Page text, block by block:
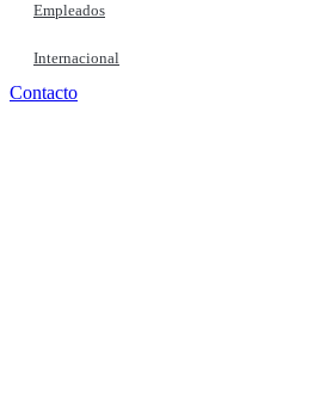
Empleados
Internacional
Contacto